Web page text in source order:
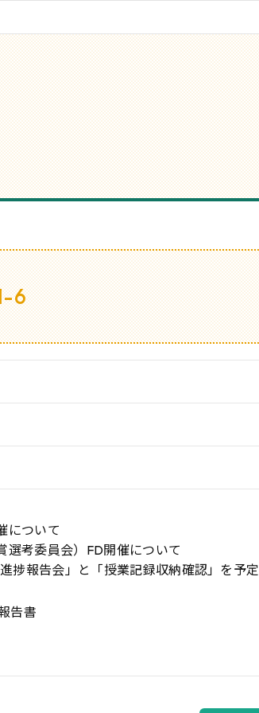
6
について
選考委員会）FD開催について
捗報告会」と「授業記録収納確認」を予定
告書